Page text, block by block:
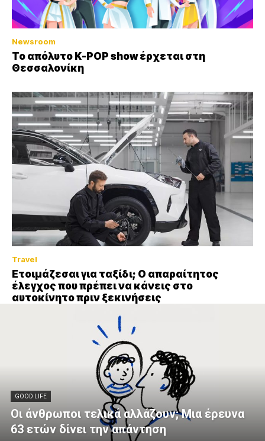
Newsroom
Το απόλυτο K-POP show έρχεται στη
Θεσσαλονίκη
Travel
Ετοιμάζεσαι για ταξίδι; Ο απαραίτητος
έλεγχος που πρέπει να κάνεις στο
αυτοκίνητο πριν ξεκινήσεις
GOOD LIFE
Οι άνθρωποι τελικά αλλάζουν; Μια έρευνα
63 ετών δίνει την απάντηση